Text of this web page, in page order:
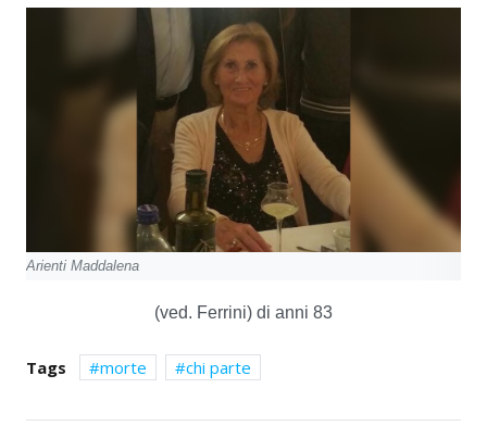
Arienti Maddalena
(ved. Ferrini) di anni 83
Tags morte chi parte